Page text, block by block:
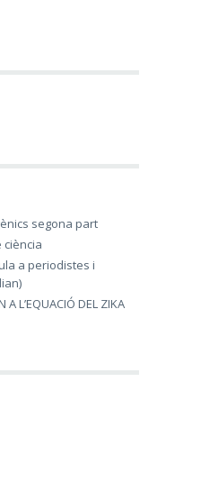
segona part
ciència
a periodistes i
A L’EQUACIÓ DEL ZIKA